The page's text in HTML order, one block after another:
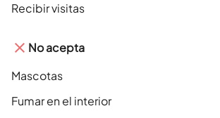
Recibir visitas
No acepta
Mascotas
Fumar en el interior